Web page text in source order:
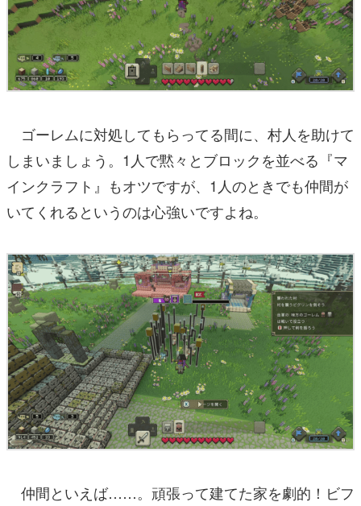
ゴーレムに対処してもらってる間に、村人を助けて
しまいましょう。1人で黙々とブロックを並べる『マ
インクラフト』もオツですが、1人のときでも仲間が
いてくれるというのは心強いですよね。
仲間といえば……。頑張って建てた家を劇的！ビフ